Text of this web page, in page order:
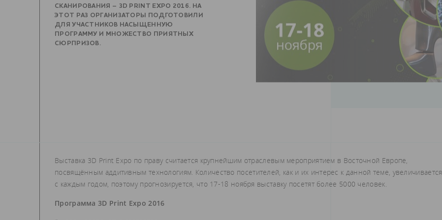
СКАНИРОВАНИЯ – 3D PRINT EXPO 2016. НА
ЭТОТ РАЗ ОРГАНИЗАТОРЫ ПОДГОТОВИЛИ
ДЛЯ УЧАСТНИКОВ НАСЫЩЕННУЮ
ПРОГРАММУ И МНОЖЕСТВО ПРИЯТНЫХ
СЮРПРИЗОВ.
Выставка 3D Print Expo по праву считается крупнейшим отраслевым мероприятием в Восточной Европе,
посвящённым аддитивным технологиям. Количество посетителей, как и их интерес к данной теме, увеличивается
с каждым годом, поэтому прогнозируется, что 17-18 ноября выставку посетят более 5000 человек.
Программа 3D Print Expo 2016